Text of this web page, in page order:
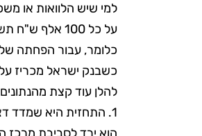
למי שיש הלוואות או
על כל 100 אלף ש"ח תשלמו עכשיו 11-15 ש"ח פחות (הפערים נובעים מתקופות שונות של בין 5 ל 30 שנים).
כלומר, עבור הפחתה של 0.5% ההוזלה תהיה 22-30 ש"ח לכל 100 אלף ש"ח.
כשבנק ישראל מכריז
להלן עוד קצת